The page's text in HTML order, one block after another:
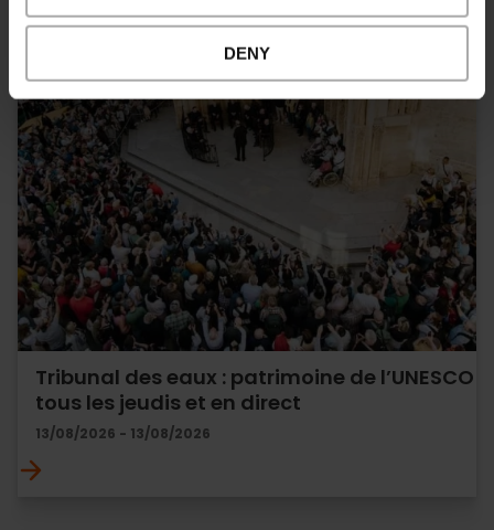
DENY
Tribunal des eaux : patrimoine de l’UNESCO
tous les jeudis et en direct
13/08/2026 - 13/08/2026